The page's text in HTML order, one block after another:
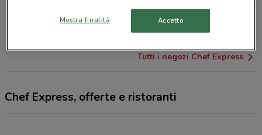
A50 Tang.Ovest Milano Km24+450 Rozzano
Tutti i negozi Chef Express
Chef Express, offerte e ristoranti
Mostra finalità Accetto